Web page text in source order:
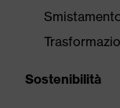
Sostenibilità